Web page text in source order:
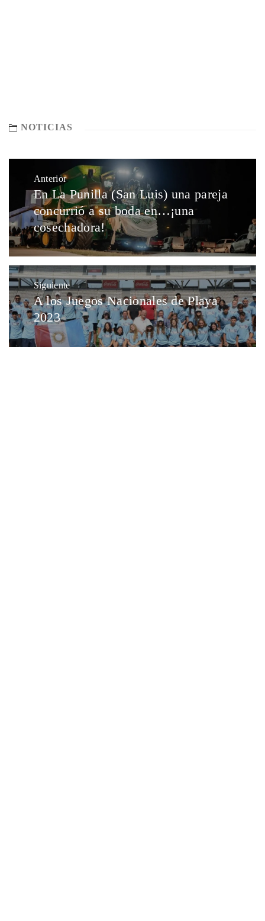
NOTICIAS
Anterior
En La Punilla (San Luis) una pareja
concurrió a su boda en…¡una
cosechadora!
Siguiente
A los Juegos Nacionales de Playa
2023